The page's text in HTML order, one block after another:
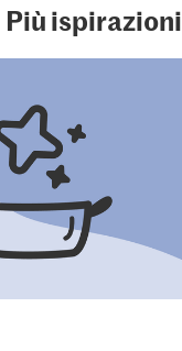
Più ispirazioni